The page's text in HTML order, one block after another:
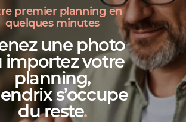
premier planning en
quelques minutes
une photo
importez votre
planning,
s’occupe
du reste.